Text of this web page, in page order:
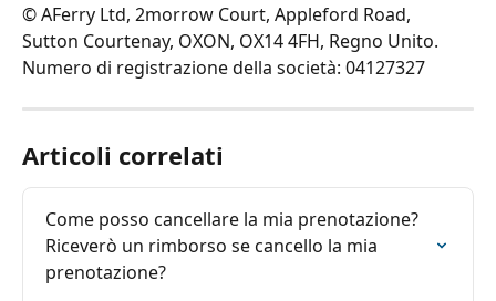
© AFerry Ltd, 2morrow Court, Appleford Road,
Sutton Courtenay, OXON, OX14 4FH, Regno Unito.
Numero di registrazione della società: 04127327
Articoli correlati
Come posso cancellare la mia prenotazione?
Riceverò un rimborso se cancello la mia
prenotazione?